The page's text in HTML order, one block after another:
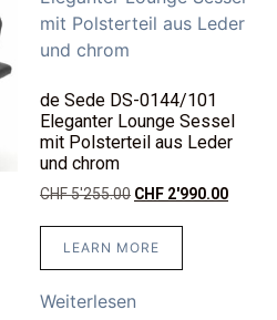
de Sede DS-0144/101
Eleganter Lounge Sessel
mit Polsterteil aus Leder
und chrom
CHF5'255.00 CHF 2'990.00
LEARN MORE
Weiterlesen